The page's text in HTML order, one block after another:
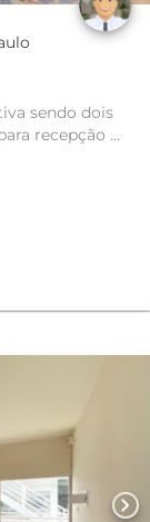
- São Paulo
recepção e
chevron_right